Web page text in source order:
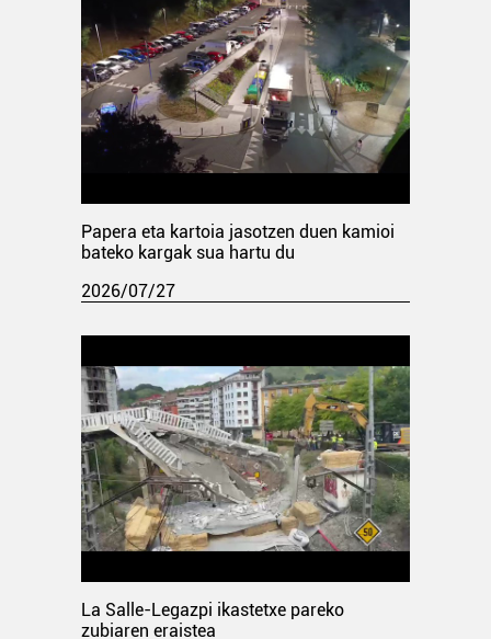
Papera eta kartoia jasotzen duen kamioi
bateko kargak sua hartu du
2026/07/27
La Salle-Legazpi ikastetxe pareko
zubiaren eraistea